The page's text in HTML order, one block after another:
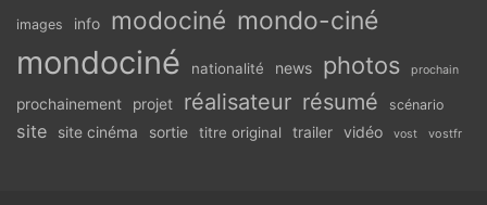
images info modociné mondo-ciné
mondociné nationalité news photos prochain
prochainement projet réalisateur résumé scénario
site site cinéma sortie titre original trailer vidéo vost vostfr